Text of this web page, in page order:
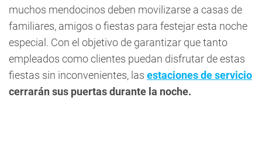
muchos mendocinos deben movilizarse a casas de
familiares, amigos o fiestas para festejar esta noche
especial. Con el objetivo de garantizar que tanto
empleados como clientes puedan disfrutar de estas
fiestas sin inconvenientes, las estaciones de servicio
cerrarán sus puertas durante la noche.